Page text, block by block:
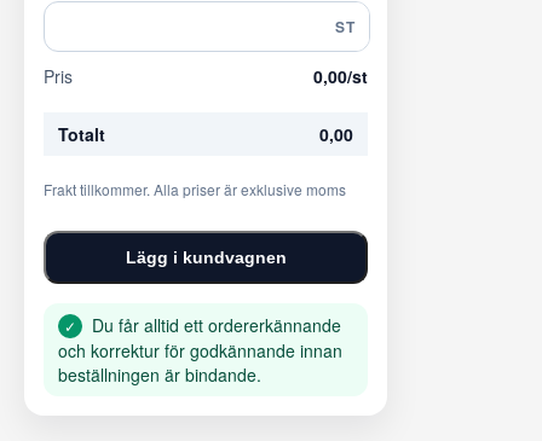
ST
Pris 0,00/st
Totalt 0,00
Frakt tillkommer. Alla priser är exklusive moms
Lägg i kundvagnen
✓
Du får alltid ett ordererkännande
och korrektur för godkännande innan
beställningen är bindande.